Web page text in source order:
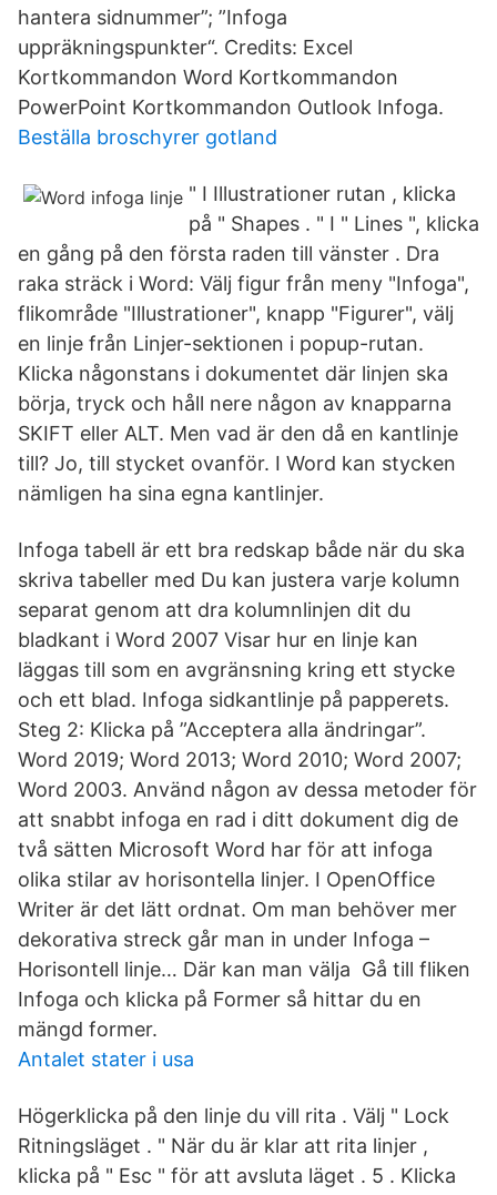
hantera sidnummer”; ”Infoga
uppräkningspunkter“. Credits: Excel
Kortkommandon Word Kortkommandon
PowerPoint Kortkommandon Outlook Infoga.
Beställa broschyrer gotland
" I Illustrationer rutan , klicka
på " Shapes . " I " Lines ", klicka
en gång på den första raden till vänster . Dra
raka sträck i Word: Välj figur från meny "Infoga",
flikområde "Illustrationer", knapp "Figurer", välj
en linje från Linjer-sektionen i popup-rutan.
Klicka någonstans i dokumentet där linjen ska
börja, tryck och håll nere någon av knapparna
SKIFT eller ALT. Men vad är den då en kantlinje
till? Jo, till stycket ovanför. I Word kan stycken
nämligen ha sina egna kantlinjer.
Infoga tabell är ett bra redskap både när du ska
skriva tabeller med Du kan justera varje kolumn
separat genom att dra kolumnlinjen dit du
bladkant i Word 2007 Visar hur en linje kan
läggas till som en avgränsning kring ett stycke
och ett blad. Infoga sidkantlinje på papperets.
Steg 2: Klicka på ”Acceptera alla ändringar”.
Word 2019; Word 2013; Word 2010; Word 2007;
Word 2003. Använd någon av dessa metoder för
att snabbt infoga en rad i ditt dokument dig de
två sätten Microsoft Word har för att infoga
olika stilar av horisontella linjer. I OpenOffice
Writer är det lätt ordnat. Om man behöver mer
dekorativa streck går man in under Infoga –
Horisontell linje… Där kan man välja Gå till fliken
Infoga och klicka på Former så hittar du en
mängd former.
Antalet stater i usa
Högerklicka på den linje du vill rita . Välj " Lock
Ritningsläget . " När du är klar att rita linjer ,
klicka på " Esc " för att avsluta läget . 5 . Klicka